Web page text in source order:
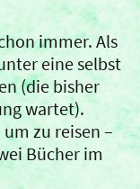
immer. Als
eine selbst
(die bisher
wartet).
zu reisen –
Bücher im